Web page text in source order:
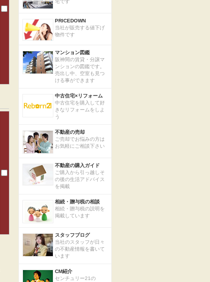
宅です
PRICEDOWN
当社が販売する値下げ
物件です
マンション図鑑
阪神間の賃貸・分譲マ
ンションの図鑑です。
売出し中、空室も見つ
ける事ができます
中古住宅×リフォーム
中古住宅を購入して好
きなリフォームをしよ
う
不動産の売却
ご売却でお悩みの方は
お気軽にご相談下さい
不動産の購入ガイド
ご購入から引っ越しそ
の後の生活アドバイス
を掲載
相続・贈与税の相談
相続・贈与税の説明を
掲載しています
スタッフブログ
当社のスタッフが日々
の不動産情報を書いて
います
CM紹介
センチュリー21の